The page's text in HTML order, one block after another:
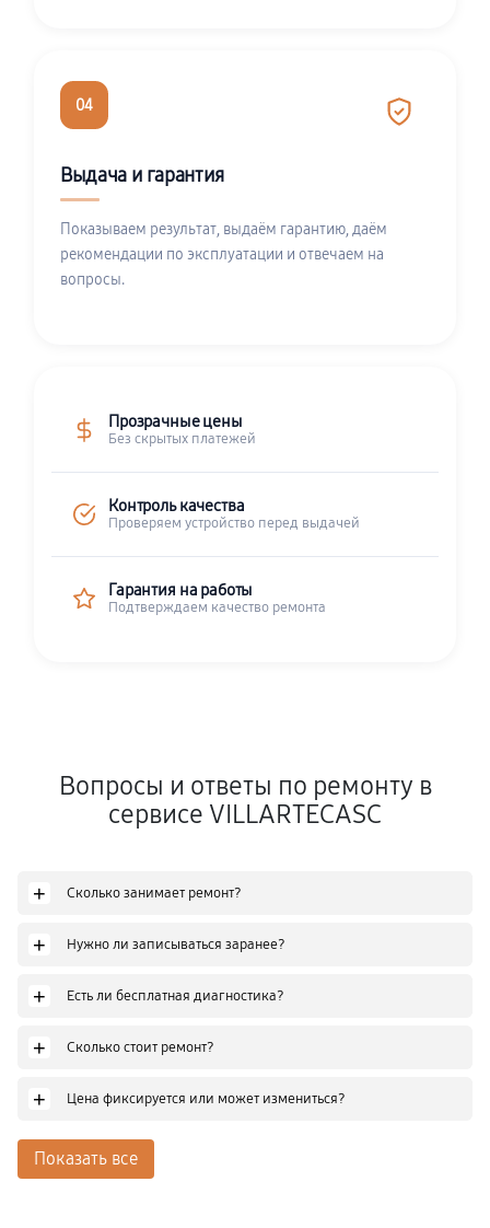
04
Выдача и гарантия
Показываем результат, выдаём гарантию, даём
рекомендации по эксплуатации и отвечаем на
вопросы.
Прозрачные цены
Без скрытых платежей
Контроль качества
Проверяем устройство перед выдачей
Гарантия на работы
Подтверждаем качество ремонта
Вопросы и ответы по ремонту в
сервисе VILLARTECASC
+ Сколько занимает ремонт?
+ Нужно ли записываться заранее?
+ Есть ли бесплатная диагностика?
+ Сколько стоит ремонт?
+ Цена фиксируется или может измениться?
Показать все